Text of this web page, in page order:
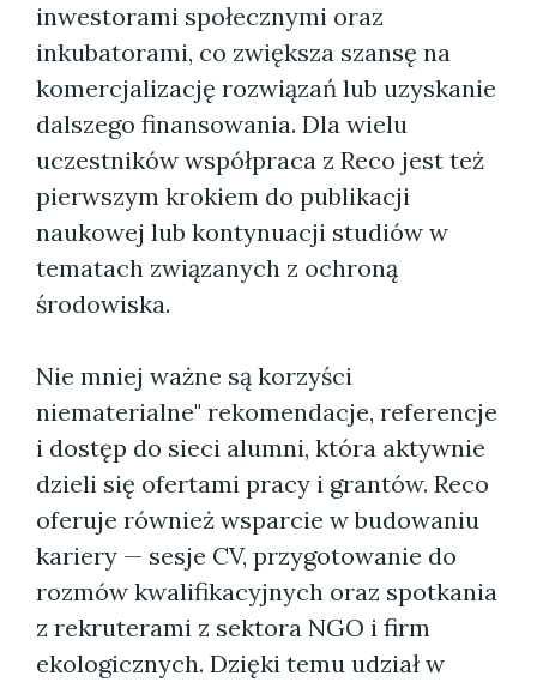
inwestorami społecznymi oraz
inkubatorami, co zwiększa szansę na
komercjalizację rozwiązań lub uzyskanie
dalszego finansowania. Dla wielu
uczestników współpraca z Reco jest też
pierwszym krokiem do publikacji
naukowej lub kontynuacji studiów w
tematach związanych z ochroną
środowiska.
Nie mniej ważne są korzyści
niematerialne" rekomendacje, referencje
i dostęp do sieci alumni, która aktywnie
dzieli się ofertami pracy i grantów. Reco
oferuje również wsparcie w budowaniu
kariery — sesje CV, przygotowanie do
rozmów kwalifikacyjnych oraz spotkania
z rekruterami z sektora NGO i firm
ekologicznych. Dzięki temu udział w